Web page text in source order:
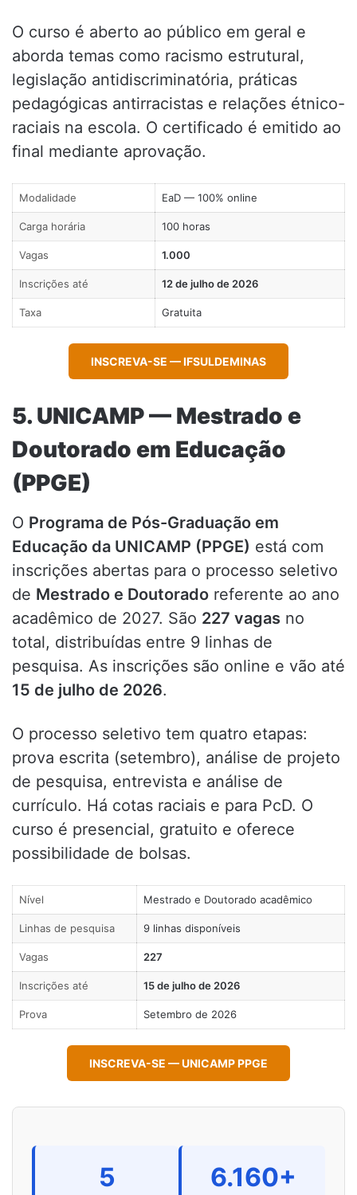
O curso é aberto ao público em geral e
aborda temas como racismo estrutural,
legislação antidiscriminatória, práticas
pedagógicas antirracistas e relações étnico-
raciais na escola. O certificado é emitido ao
final mediante aprovação.
Modalidade EaD — 100% online
Carga horária 100 horas
Vagas 1.000
Inscrições até 12 de julho de 2026
Taxa Gratuita
INSCREVA-SE — IFSULDEMINAS
5. UNICAMP — Mestrado e
Doutorado em Educação
(PPGE)
O Programa de Pós-Graduação em
Educação da UNICAMP (PPGE) está com
inscrições abertas para o processo seletivo
de Mestrado e Doutorado referente ao ano
acadêmico de 2027. São 227 vagas no
total, distribuídas entre 9 linhas de
pesquisa. As inscrições são online e vão até
15 de julho de 2026.
O processo seletivo tem quatro etapas:
prova escrita (setembro), análise de projeto
de pesquisa, entrevista e análise de
currículo. Há cotas raciais e para PcD. O
curso é presencial, gratuito e oferece
possibilidade de bolsas.
Nível Mestrado e Doutorado acadêmico
Linhas de pesquisa 9 linhas disponíveis
Vagas 227
Inscrições até 15 de julho de 2026
Prova Setembro de 2026
INSCREVA-SE — UNICAMP PPGE
5 6.160+